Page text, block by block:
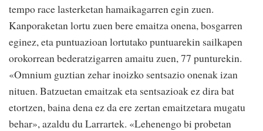
tempo race lasterketan hamaikagarren egin zuen.
Kanporaketan lortu zuen bere emaitza onena, bosgarren
eginez, eta puntuazioan lortutako puntuarekin sailkapen
orokorrean bederatzigarren amaitu zuen, 77 punturekin.
«Omnium guztian zehar inoizko sentsazio onenak izan
nituen. Batzuetan emaitzak eta sentsazioak ez dira bat
etortzen, baina dena ez da ere zertan emaitzetara mugatu
behar», azaldu du Larrartek. «Lehenengo bi probetan